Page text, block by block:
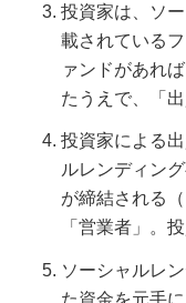
投資家は、ソ
載されている
ァンドがあれ
たうえで、「
投資家による
ルレンディン
が締結される
「営業者」。
ソーシャルレ